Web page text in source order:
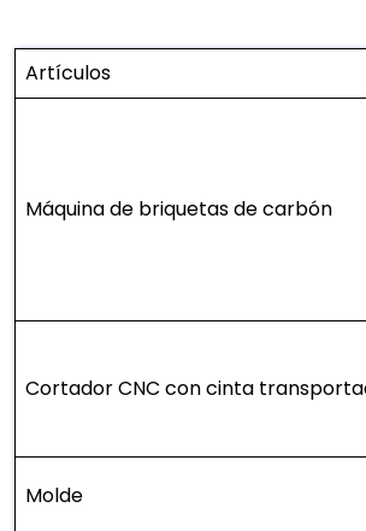
Artículos
Máquina de briquetas de carbón
Cortador CNC con cinta
Molde